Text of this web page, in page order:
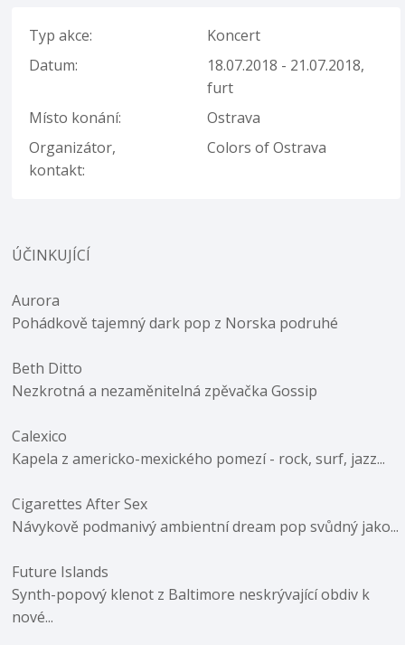
Typ akce:
Koncert
Datum:
18.07.2018 - 21.07.2018,
furt
Místo konání:
Ostrava
Organizátor,
kontakt:
Colors of Ostrava
ÚČINKUJÍCÍ
Aurora
Pohádkově tajemný dark pop z Norska podruhé
Beth Ditto
Nezkrotná a nezaměnitelná zpěvačka Gossip
Calexico
Kapela z americko-mexického pomezí - rock, surf, jazz...
Cigarettes After Sex
Návykově podmanivý ambientní dream pop svůdný jako...
Future Islands
Synth-popový klenot z Baltimore neskrývající obdiv k
nové...